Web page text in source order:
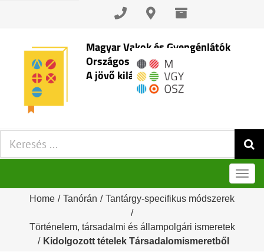
Skip
content
Magyar Vakok és Gyengénlátók
Országos Szövetsége
A jövő kilátásai
Keresés:
Home / Tanórán / Tantárgy-specifikus módszerek
/
Történelem, társadalmi és állampolgári ismeretek
/ Kidolgozott tételek Társadalomismeretből